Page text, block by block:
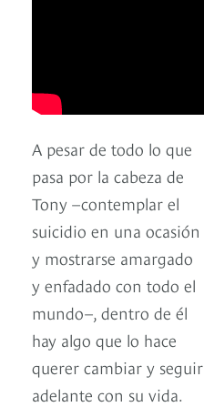
A pesar de todo lo que
pasa por la cabeza de
Tony –contemplar el
suicidio en una ocasión
y mostrarse amargado
y enfadado con todo el
mundo–, dentro de él
hay algo que lo hace
querer cambiar y seguir
adelante con su vida.